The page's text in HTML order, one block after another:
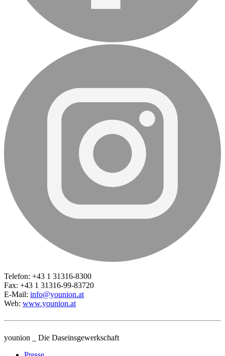
Telefon: +43 1 31316-8300
Fax: +43 1 31316-99-83720
E-Mail: info@younion.at
Web: www.younion.at
younion _ Die Daseinsgewerkschaft